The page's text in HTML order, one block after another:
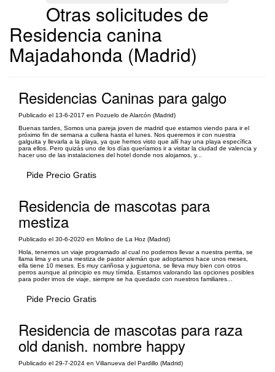
Otras solicitudes de
Residencia canina
Majadahonda (Madrid)
Residencias Caninas para galgo
Publicado el 13-6-2017 en Pozuelo de Alarcón (Madrid)
Buenas tardes, Somos una pareja joven de madrid que estamos viendo para ir el
próximo fin de semana a cullera hasta el lunes. Nos queremos ir con nuestra
galguita y llevarla a la playa, ya que hemos visto que allí hay una playa específica
para ellos. Pero quizás uno de los días queríamos ir a visitar la ciudad de valencia y
hacer uso de las instalaciones del hotel donde nos alojamos, y...
Pide Precio Gratis
Residencia de mascotas para
mestiza
Publicado el 30-6-2020 en Molino de La Hoz (Madrid)
Hola, tenemos un viaje programado al cual no podemos llevar a nuestra perrita, se
llama lima y es una mestiza de pastor alemán que adoptamos hace unos meses,
ella tiene 10 meses. Es muy cariñosa y juguetona, se lleva muy bien con otros
perros aunque al principio es muy tímida. Estamos valorando las opciones posibles
para poder irnos de viaje, siempre se ha quedado con nuestros familiares...
Pide Precio Gratis
Residencia de mascotas para raza
old danish. nombre happy
Publicado el 29-7-2024 en Villanueva del Pardillo (Madrid)